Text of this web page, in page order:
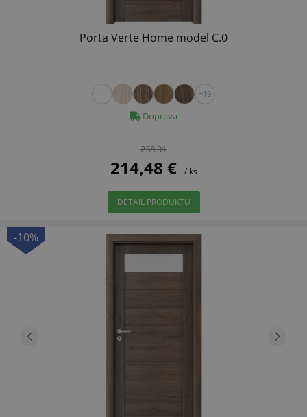
Porta Verte Home model C.0
+19
Doprava
238.31
214,48 € / ks
DETAIL PRODUKTU
-10%